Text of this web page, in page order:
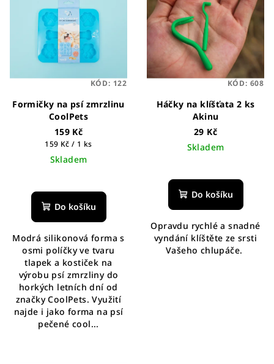
ů
p
oFormičky na psí zmrzlinu
CoolPets
159 Kč
Měrná
cena:
159 Kč / 1 ks
Skladem
Do košíku
Modrá silikonová forma s
osmi políčky ve tvaru
tlapek a kostiček na
výrobu psí zmrzliny do
horkých letních dní od
značky CoolPets. Využití
najde i jako forma na psí
pečené cool...
KÓD: 122
Háčky na klíšťata 2 ks
Akinu
29 Kč
Skladem
hodnocení
produktu
z
5
hvězdiček.
Do košíku
Opravdu rychlé a snadné
vyndání klíštěte ze srsti
Vašeho chlupáče.
KÓD: 608